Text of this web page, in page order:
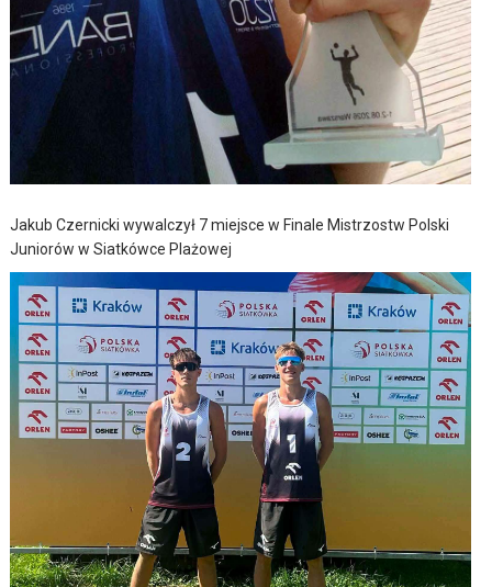
Jakub Czernicki wywalczył 7 miejsce w Finale Mistrzostw Polski
Juniorów w Siatkówce Plażowej